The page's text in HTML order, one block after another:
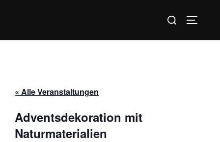
Suchen
« Alle Veranstaltungen
Adventsdekoration mit
Naturmaterialien